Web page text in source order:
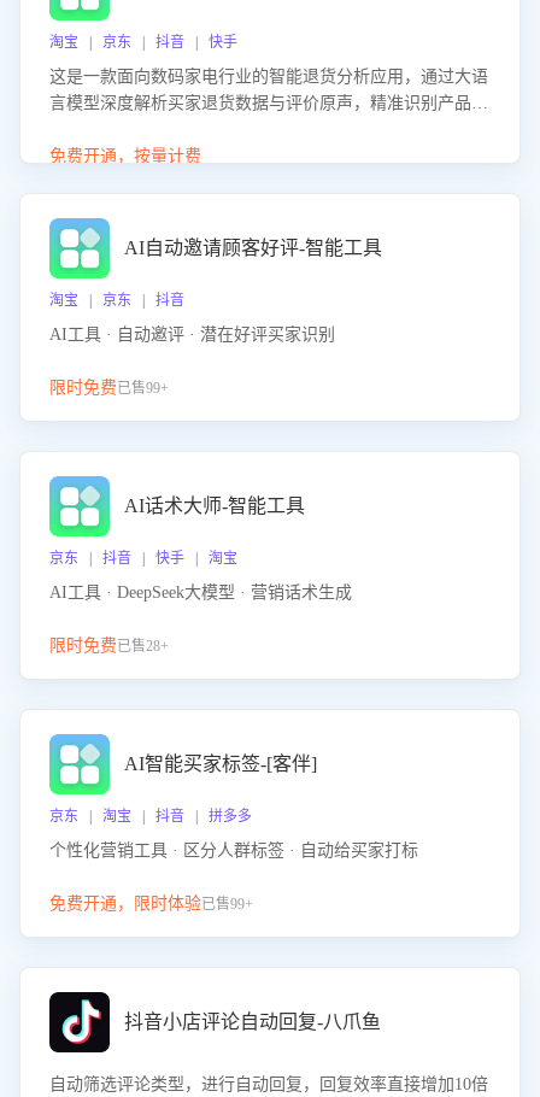
淘宝 | 京东 | 抖音 | 快手
这是一款面向数码家电行业的智能退货分析应用，通过大语
言模型深度解析买家退货数据与评价原声，精准识别产品质
改进建议，通过挖掘用户痛点驱动产品迭代，从根本上降低
免费开通，按量计费
AI自动邀请顾客好评-智能工具
淘宝 | 京东 | 抖音
AI工具 · 自动邀评 · 潜在好评买家识别
限时免费已售99+
AI话术大师-智能工具
京东 | 抖音 | 快手 | 淘宝
AI工具 · DeepSeek大模型 · 营销话术生成
限时免费已售28+
AI智能买家标签-[客伴]
京东 | 淘宝 | 抖音 | 拼多多
个性化营销工具 · 区分人群标签 · 自动给买家打标
免费开通，限时体验已售99+
抖音小店评论自动回复-八爪鱼
自动筛选评论类型，进行自动回复，回复效率直接增加10倍